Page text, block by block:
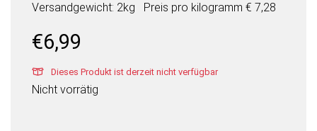
Versandgewicht: 2kg Preis pro kilogramm € 7,28
€6,99
Dieses Produkt ist derzeit nicht verfügbar
Nicht vorrätig